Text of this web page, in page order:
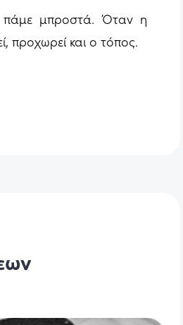
πάμε μπροστά. Όταν η
προχωρεί και ο τόπος.